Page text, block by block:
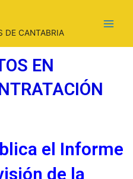
DE CANTABRIA
EN
el Informe
de la